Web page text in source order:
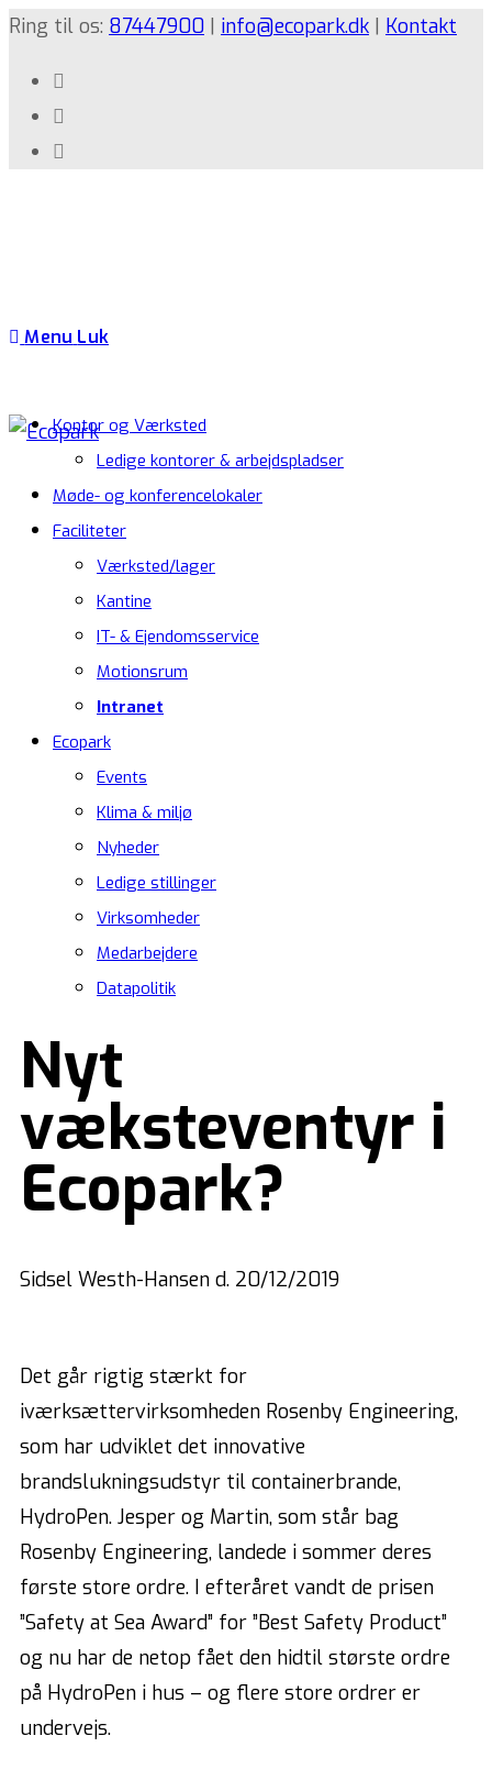
Ring til os: 87447900 | info@ecopark.dk | Kontakt
Menu Luk
Kontor og Værksted
Ledige kontorer & arbejdspladser
Møde- og konferencelokaler
Faciliteter
Værksted/lager
Kantine
IT- & Ejendomsservice
Motionsrum
Intranet
Ecopark
Events
Klima & miljø
Nyheder
Ledige stillinger
Virksomheder
Medarbejdere
Datapolitik
Nyt
væksteventyr i
Ecopark?
Sidsel Westh-Hansen d. 20/12/2019
Det går rigtig stærkt for
iværksættervirksomheden Rosenby Engineering,
som har udviklet det innovative
brandslukningsudstyr til containerbrande,
HydroPen. Jesper og Martin, som står bag
Rosenby Engineering, landede i sommer deres
første store ordre. I efteråret vandt de prisen
”Safety at Sea Award” for ”Best Safety Product”
og nu har de netop fået den hidtil største ordre
på HydroPen i hus – og flere store ordrer er
undervejs.